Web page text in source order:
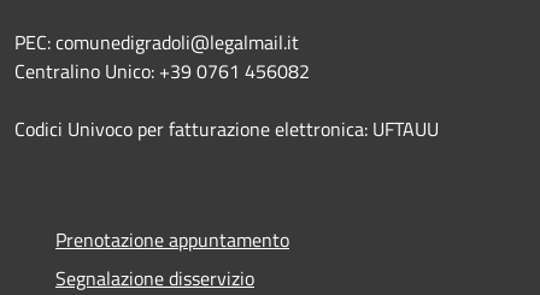
PEC: comunedigradoli@legalmail.it
Centralino Unico: +39 0761 456082
Codici Univoco per fatturazione elettronica: UFTAUU
Prenotazione appuntamento
Segnalazione disservizio